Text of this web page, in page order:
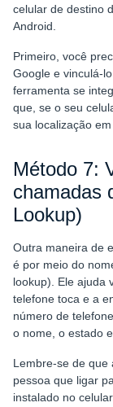
celular de destino
Android.
Primeiro, você
Google e vinculá-
ferramenta se
que, se o seu
sua localização
Método 7:
chamadas
Lookup)
Outra maneira de
é por meio do
lookup). Ele ajuda
telefone toca e a
número de
o nome, o estado
Lembre-se de que
pessoa que ligar
instalado no